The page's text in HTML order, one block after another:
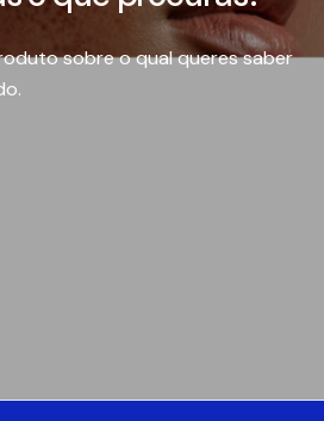
sobre o qual queres saber